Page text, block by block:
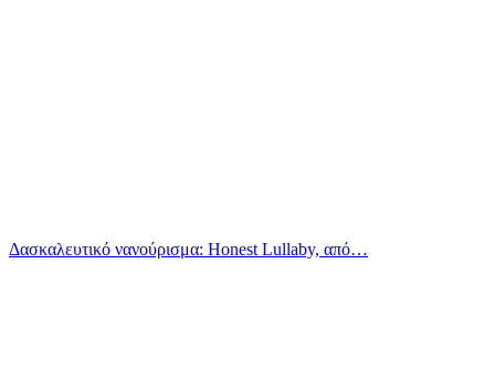
Δασκαλευτικό νανούρισμα: Honest Lullaby, από…